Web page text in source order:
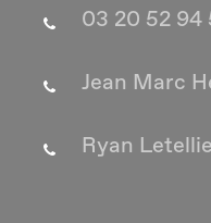
03 20 52 94
Jean Marc
Ryan